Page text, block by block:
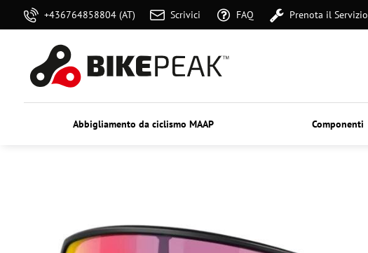
+436764858804 (AT) Scrivici FAQ Prenota il Servizio
Abbigliamento da ciclismo MAAP Componenti